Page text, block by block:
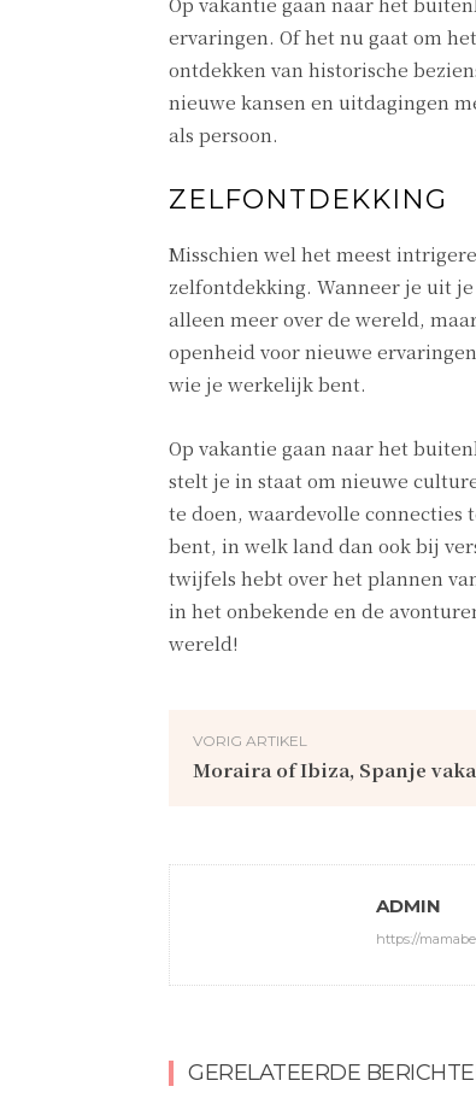
ervaringen. Of het nu gaat om
ontdekken van historische
nieuwe kansen en uitdagingen
als persoon.
ZELFONTDEKKING
Misschien wel het meest
zelfontdekking. Wanneer je uit
alleen meer over de wereld,
openheid voor nieuwe
wie je werkelijk bent.
Op vakantie gaan naar het
stelt je in staat om nieuwe
te doen, waardevolle connecties
bent, in welk land dan ook bij
twijfels hebt over het plannen
in het onbekende en de
wereld!
VORIG ARTIKEL
Moraira of Ibiza, Spanje
ADMIN
https://
GERELATEERDE